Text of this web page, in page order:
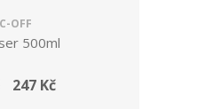
OFF
500ml
247 Kč